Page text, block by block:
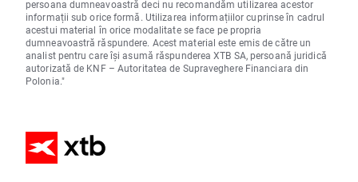
persoana dumneavoastră deci nu recomandăm utilizarea acestor
informații sub orice formă. Utilizarea informațiilor cuprinse în cadrul
acestui material în orice modalitate se face pe propria
dumneavoastră răspundere. Acest material este emis de către un
analist pentru care își asumă răspunderea XTB SA, persoană juridică
autorizată de KNF – Autoritatea de Supraveghere Financiara din
Polonia."